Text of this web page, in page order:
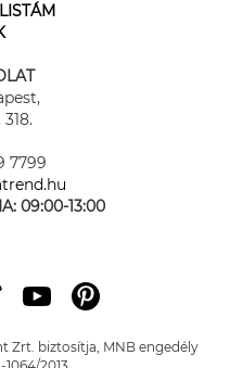
7799
09:00-13:00
Zrt. biztosítja, MNB engedély